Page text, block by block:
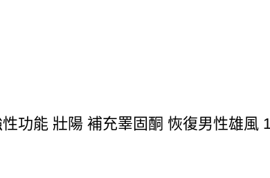
功能 壯陽 補充睪固酮 恢復男性雄風